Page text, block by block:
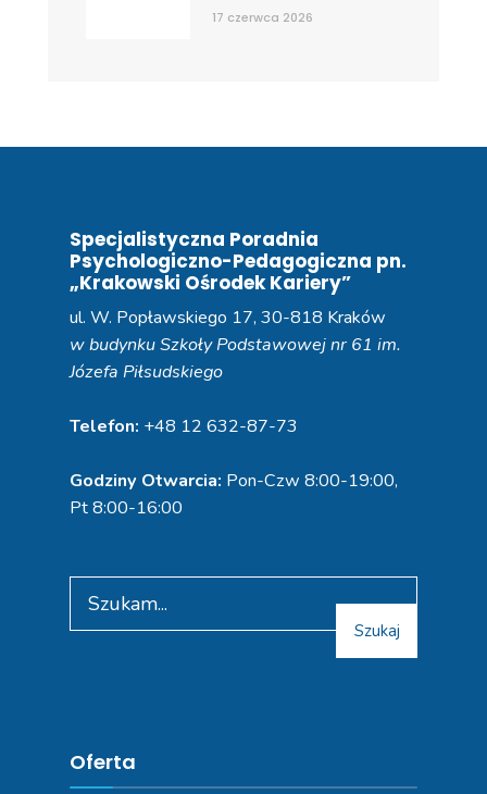
17 czerwca 2026
Specjalistyczna Poradnia
Psychologiczno-Pedagogiczna pn.
„Krakowski Ośrodek Kariery”
ul. W. Popławskiego 17, 30-818 Kraków
w budynku Szkoły Podstawowej nr 61 im.
Józefa Piłsudskiego
Telefon: +48 12 632-87-73
Godziny Otwarcia: Pon-Czw 8:00-19:00,
Pt 8:00-16:00
for:
Szukaj
Oferta